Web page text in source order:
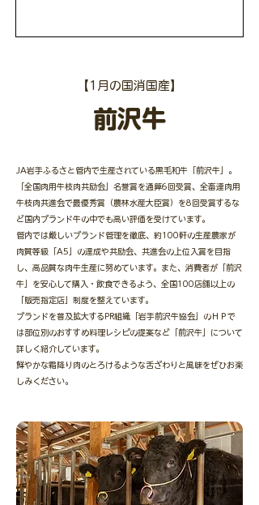
【1月の国消国産】
前沢牛
JA岩手ふるさと管内で生産されている黒毛和牛「前沢牛」。
「全国肉用牛枝肉共励会」名誉賞を通算6回受賞、全畜連肉用
牛枝肉共進会で最優秀賞（農林水産大臣賞）を8回受賞するな
ど国内ブランド牛の中でも高い評価を受けています。
管内では厳しいブランド管理を徹底、約100軒の生産農家が
肉質等級「A5」の達成や共励会、共進会の上位入賞を目指
し、高品質な肉牛生産に努めています。また、消費者が「前沢
牛」を安心して購入・飲食できるよう、全国100店舗以上の
「販売指定店」制度を整えています。
ブランドを普及拡大するPR組織「岩手前沢牛協会」のＨＰで
は部位別のおすすめ料理レシピの提案など「前沢牛」について
詳しく紹介しています。
鮮やかな霜降り肉のとろけるような舌ざわりと風味をぜひお楽
しみください。